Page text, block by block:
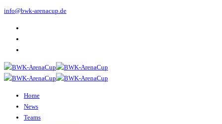
info@bwk-arenacup.de
Home
News
Teams